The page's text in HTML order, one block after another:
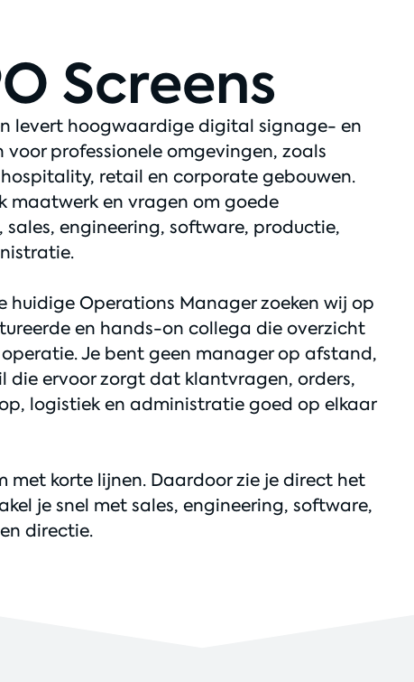
Screens
levert hoogwaardige digital signage- en
professionele omgevingen, zoals
retail en corporate gebouwen.
maatwerk en vragen om goede
engineering, software, productie,
huidige Operations Manager zoeken wij op
en hands-on collega die overzicht
Je bent geen manager op afstand,
die ervoor zorgt dat klantvragen, orders,
logistiek en administratie goed op elkaar
met korte lijnen. Daardoor zie je direct het
je snel met sales, engineering, software,
directie.